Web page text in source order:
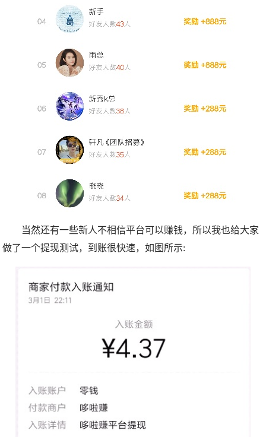
当然还有一些新人不相信平台可以赚钱，所以我也给大家
做了一个提现测试，到账很快速，如图所示: